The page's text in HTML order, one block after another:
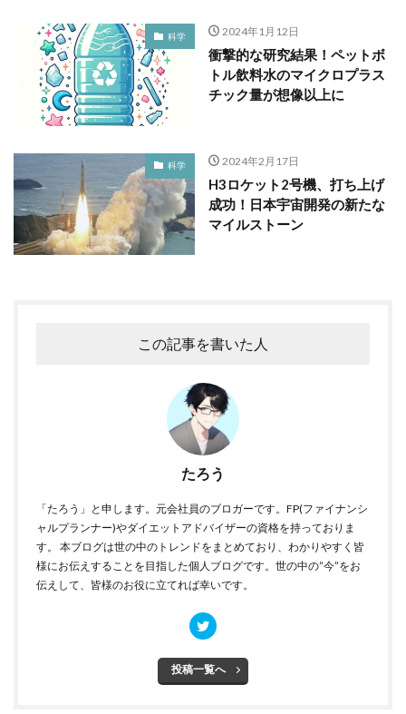
科学 2024年1月12日
衝撃的な研究結果！ペットボ
トル飲料水のマイクロプラス
チック量が想像以上に
科学 2024年2月17日
H3ロケット2号機、打ち上げ
成功！日本宇宙開発の新たな
マイルストーン
この記事を書いた人
たろう
「たろう」と申します。元会社員のブロガーです。FP(ファイナンシ
ャルプランナー)やダイエットアドバイザーの資格を持っておりま
す。 本ブログは世の中のトレンドをまとめており、わかりやすく皆
様にお伝えすることを目指した個人ブログです。世の中の”今”をお
伝えして、皆様のお役に立てれば幸いです。
投稿一覧へ